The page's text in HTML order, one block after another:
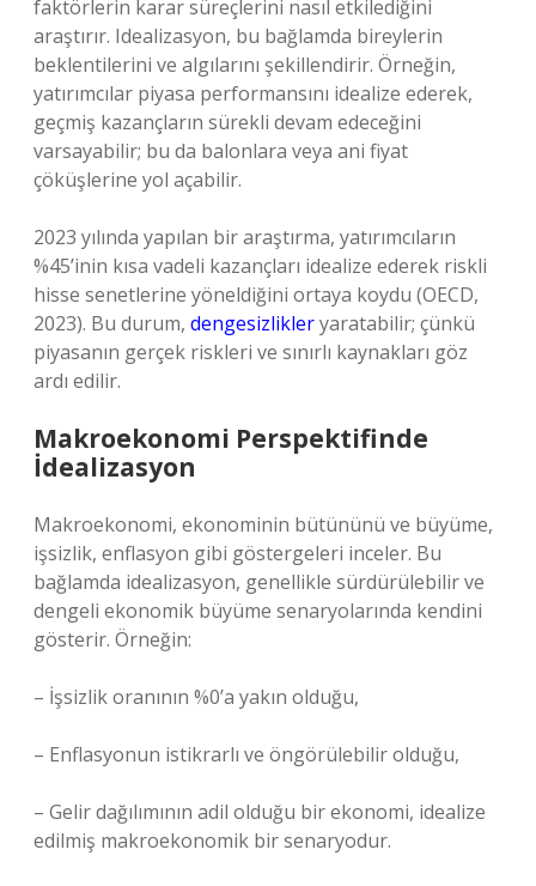
faktörlerin karar süreçlerini nasıl etkilediğini
araştırır. Idealizasyon, bu bağlamda bireylerin
beklentilerini ve algılarını şekillendirir. Örneğin,
yatırımcılar piyasa performansını idealize ederek,
geçmiş kazançların sürekli devam edeceğini
varsayabilir; bu da balonlara veya ani fiyat
çöküşlerine yol açabilir.
2023 yılında yapılan bir araştırma, yatırımcıların
%45’inin kısa vadeli kazançları idealize ederek riskli
hisse senetlerine yöneldiğini ortaya koydu (OECD,
2023). Bu durum, dengesizlikleryaratabilir; çünkü
piyasanın gerçek riskleri ve sınırlı kaynakları göz
ardı edilir.
Makroekonomi Perspektifinde
İdealizasyon
Makroekonomi, ekonominin bütününü ve büyüme,
işsizlik, enflasyon gibi göstergeleri inceler. Bu
bağlamda idealizasyon, genellikle sürdürülebilir ve
dengeli ekonomik büyüme senaryolarında kendini
gösterir. Örneğin:
– İşsizlik oranının %0’a yakın olduğu,
– Enflasyonun istikrarlı ve öngörülebilir olduğu,
– Gelir dağılımının adil olduğu bir ekonomi, idealize
edilmiş makroekonomik bir senaryodur.